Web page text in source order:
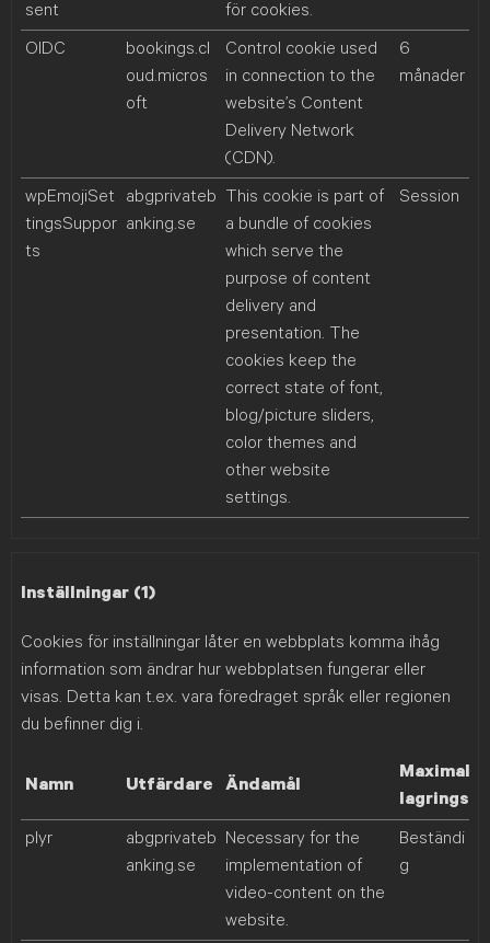
sent
för cookies.
OIDC
bookings.cl
oud.micros
oft
Control cookie used
in connection to the
website’s Content
Delivery Network
(CDN).
6
månader
wpEmojiSet
tingsSuppor
ts
abgprivateb
anking.se
This cookie is part of
a bundle of cookies
which serve the
purpose of content
delivery and
presentation. The
cookies keep the
correct state of font,
blog/picture sliders,
color themes and
other website
settings.
Session
Inställningar (1)
Cookies för inställningar låter en webbplats komma ihåg
information som ändrar hur webbplatsen fungerar eller
visas. Detta kan t.ex. vara föredraget språk eller regionen
du befinner dig i.
Namn Utfärdare Ändamål
Maximal
plyr
abgprivateb
anking.se
Necessary for the
implementation of
video-content on the
website.
Beständi
g